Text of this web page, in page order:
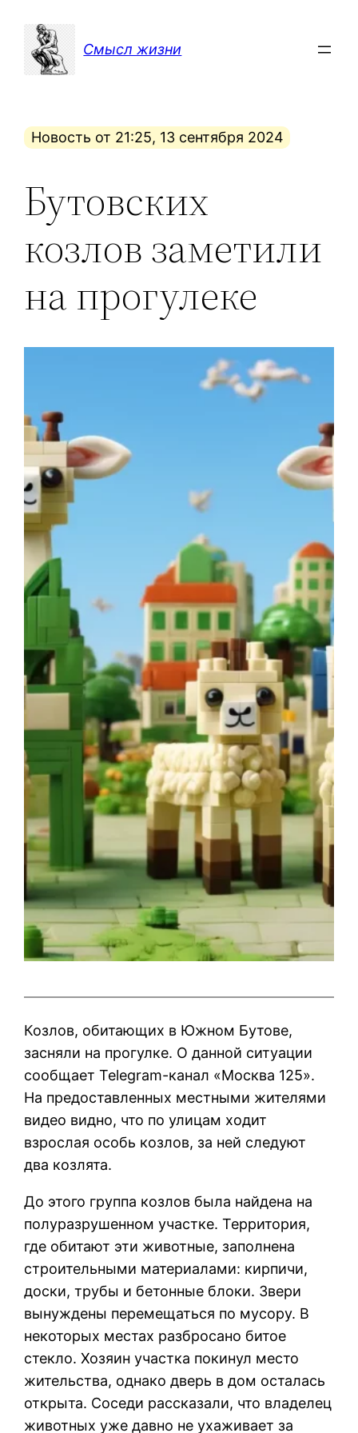
содержимому
Смысл жизни
Новость от 21:25, 13 сентября 2024
Бутовских
козлов заметили
на прогулеке
Козлов, обитающих в Южном Бутове,
засняли на прогулке. О данной ситуации
сообщает Telegram-канал «Москва 125».
На предоставленных местными жителями
видео видно, что по улицам ходит
взрослая особь козлов, за ней следуют
два козлята.
До этого группа козлов была найдена на
полуразрушенном участке. Территория,
где обитают эти животные, заполнена
строительными материалами: кирпичи,
доски, трубы и бетонные блоки. Звери
вынуждены перемещаться по мусору. В
некоторых местах разбросано битое
стекло. Хозяин участка покинул место
жительства, однако дверь в дом осталась
открыта. Соседи рассказали, что владелец
животных уже давно не ухаживает за